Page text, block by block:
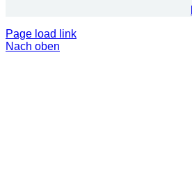
Page load link
Nach oben